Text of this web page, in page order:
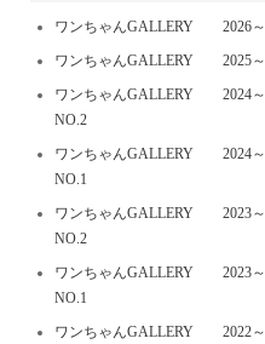
ワンちゃんGALLERY 2026～
ワンちゃんGALLERY 2025～
ワンちゃんGALLERY 2024～
NO.2
ワンちゃんGALLERY 2024～
NO.1
ワンちゃんGALLERY 2023～
NO.2
ワンちゃんGALLERY 2023～
NO.1
ワンちゃんGALLERY 2022～